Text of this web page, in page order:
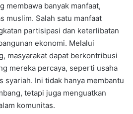
membawa banyak manfaat,
muslim. Salah satu manfaat
partisipasi dan keterlibatan
ekonomi. Melalui
masyarakat dapat berkontribusi
mereka percaya, seperti usaha
syariah. Ini tidak hanya membantu
tetapi juga menguatkan
komunitas.